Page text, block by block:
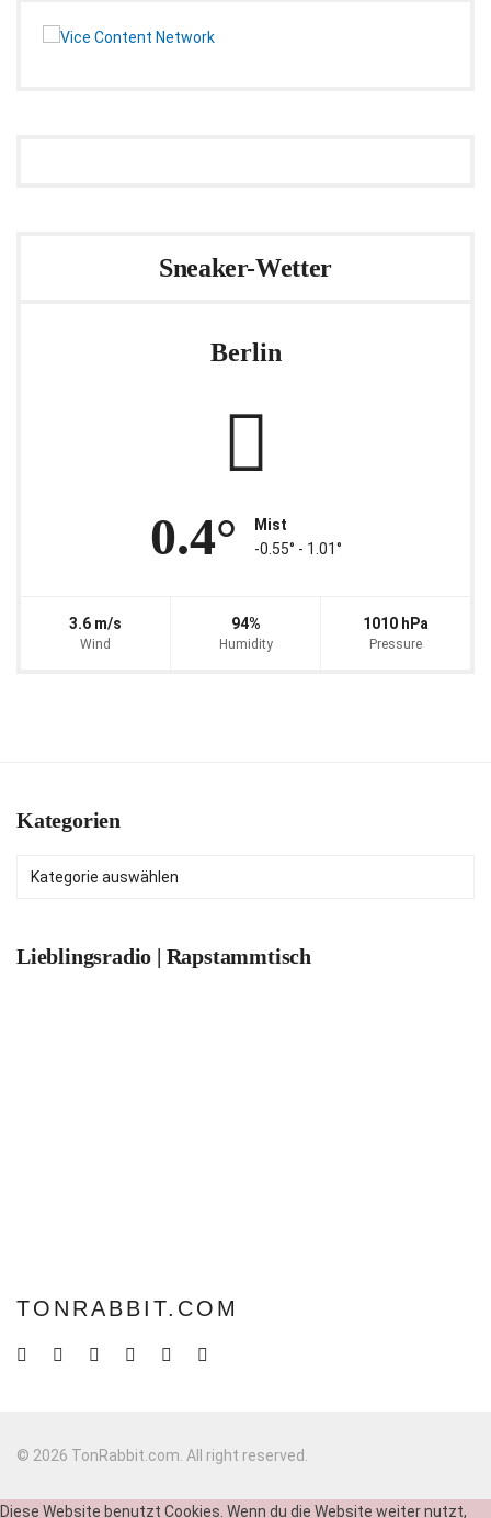
Sneaker-Wetter
Berlin
0.4°
Mist
-0.55° ‐ 1.01°
3.6 m/s
Wind
94%
Humidity
1010 hPa
Pressure
Kategorien
Lieblingsradio | Rapstammtisch
TONRABBIT.COM
© 2026 TonRabbit.com. All right reserved.
Diese Website benutzt Cookies. Wenn du die Website weiter nutzt,